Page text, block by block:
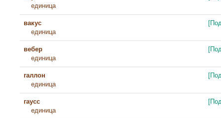
единица
вакус
единица
вебер
единица
галлон
единица
гаусс
единица